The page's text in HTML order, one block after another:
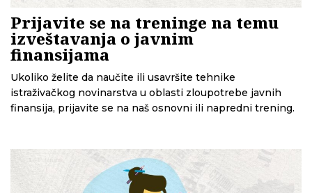
Prijavite se na treninge na temu
izveštavanja o javnim
finansijama
Ukoliko želite da naučite ili usavršite tehnike
istraživačkog novinarstva u oblasti zloupotrebe javnih
finansija, prijavite se na naš osnovni ili napredni trening.